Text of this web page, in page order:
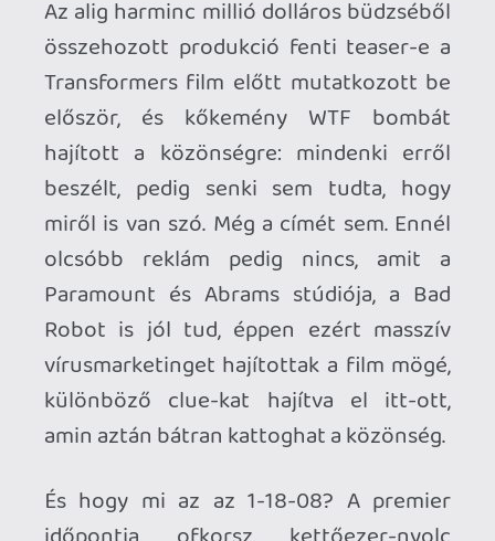
el tengeri fúrásokat végző állomását
Manhattan közelében. Csak nem ez fogja
CLOVERFIELD TRAILER
Az új trailer már valamivel többet mutat
(AZT persze nem - szerencsére, ez a
lényeg), én meg szépen bekarikáztam azt
a bizonyos tizennyolcadikát.
A teaser utolsó mondata: "this is gonna
be the best night ever."
Az lesz.